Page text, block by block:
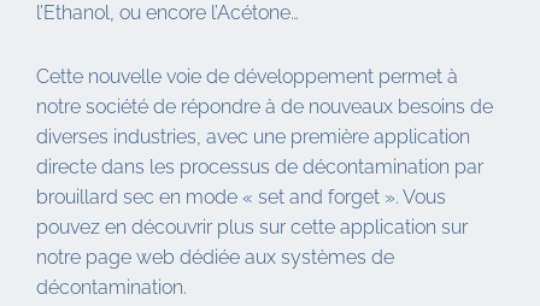
l’Ethanol, ou encore l’Acétone…
Cette nouvelle voie de développement permet à
notre société de répondre à de nouveaux besoins de
diverses industries, avec une première application
directe dans les processus de décontamination par
brouillard sec en mode « set and forget ». Vous
pouvez en découvrir plus sur cette application sur
notre page web dédiée aux systèmes de
décontamination.